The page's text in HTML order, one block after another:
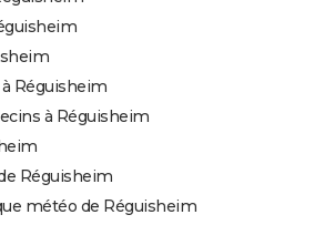
Réguisheim
à Réguisheim
Réguisheim
météo de Réguisheim